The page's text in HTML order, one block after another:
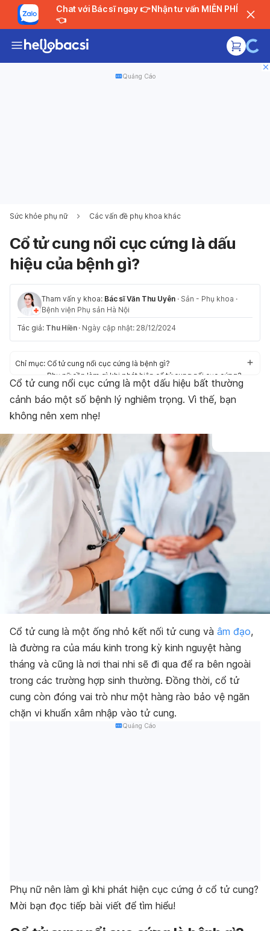
Chat với Bác sĩ ngay 👉 Nhận tư vấn MIỄN PHÍ
👈
Quảng Cáo
Sức khỏe phụ nữ Các vấn đề phụ khoa khác
Cổ tử cung nổi cục cứng là dấu
hiệu của bệnh gì?
Tham vấn y khoa: Bác sĩ Văn Thu Uyên · Sản - Phụ khoa ·
Bệnh viện Phụ sản Hà Nội
Tác giả: Thu Hiền · Ngày cập nhật: 28/12/2024
Chỉ mục: Cổ tử cung nổi cục cứng là bệnh gì?
Phụ nữ cần làm gì khi phát hiện cổ tử cung nổi cục cứng?
Cổ tử cung nổi cục cứng là một dấu hiệu bất thường
cảnh báo một số bệnh lý nghiêm trọng. Vì thế, bạn
không nên xem nhẹ!
Cổ tử cung là một ống nhỏ kết nối tử cung và âm đạo,
là đường ra của máu kinh trong kỳ kinh nguyệt hàng
tháng và cũng là nơi thai nhi sẽ đi qua để ra bên ngoài
trong các trường hợp sinh thường. Đồng thời, cổ tử
cung còn đóng vai trò như một hàng rào bảo vệ ngăn
chặn vi khuẩn xâm nhập vào tử cung.
Quảng Cáo
Phụ nữ nên làm gì khi phát hiện cục cứng ở cổ tử cung?
Mời bạn đọc tiếp bài viết để tìm hiểu!